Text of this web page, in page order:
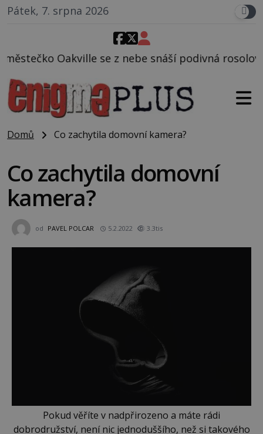
Pátek, 7. srpna 2026
nebe snáší podivná rosolovitá látka neznámého
Domů Co zachytila domovní kamera?
Co zachytila domovní
kamera?
od PAVEL POLCAR 5.2.2022 3.3tis
Pokud věříte v nadpřirozeno a máte rádi
dobrodružství, není nic jednoduššího, než si takového